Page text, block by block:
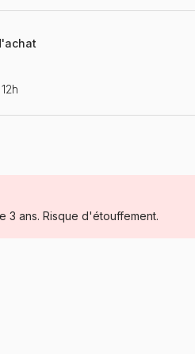
pour Adultes (500 à 48.000
3 ans. Risque d'étouffement.